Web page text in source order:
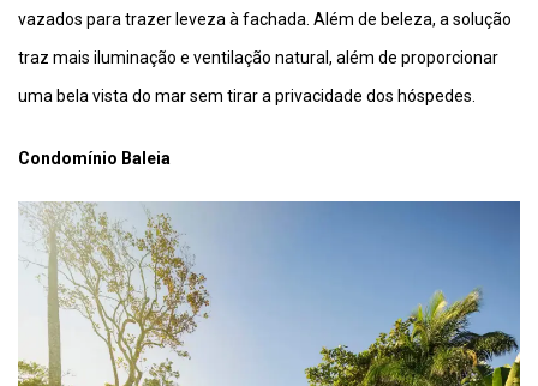
vazados para trazer leveza à fachada. Além de beleza, a solução
traz mais iluminação e ventilação natural, além de proporcionar
uma bela vista do mar sem tirar a privacidade dos hóspedes.
Condomínio Baleia